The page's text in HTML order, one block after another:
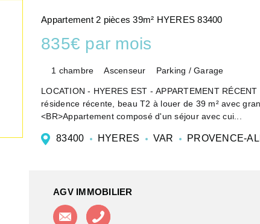
Appartement 2 pièces 39m² HYERES 83400
835€ par mois
1 chambre Ascenseur Parking / Garage
LOCATION - HYERES EST - APPARTEMENT
résidence récente, beau T2 à louer de 39 m² avec
<BR>Appartement composé d'un séjour avec cui...
83400 HYERES VAR PROVENCE-
AGV IMMOBILIER
Contacter l'agence